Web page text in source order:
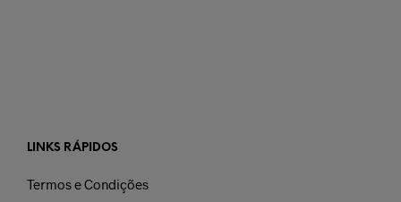
LINKS RÁPIDOS
Termos e Condições